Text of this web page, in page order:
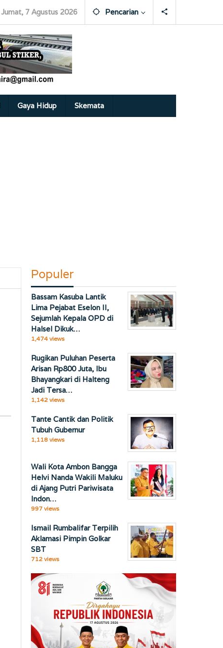
Jumat, 7 Agustus 2026 Pencarian
Gaya Hidup Skemata
Populer
Bassam Kasuba Lantik
Lima Pejabat Eselon II,
Sejumlah Kepala OPD di
Halsel Dikuk…
1,474 views
Rugikan Puluhan Peserta
Arisan Rp800 Juta, Ibu
Bhayangkari di Halteng
Jadi Tersa…
1,142 views
Tante Cantik dan Politik
Tubuh Gubernur
1,118 views
Wali Kota Ambon Bangga
Helvi Nanda Wakili Maluku
di Ajang Putri Pariwisata
Indon…
997 views
Ismail Rumbalifar Terpilih
Aklamasi Pimpin Golkar
SBT
712 views